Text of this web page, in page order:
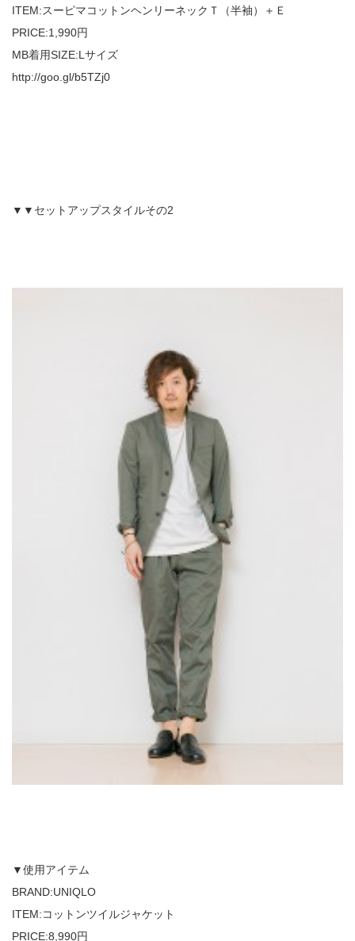
ITEM:スーピマコットンヘンリーネックＴ（半袖）＋Ｅ
PRICE:1,990円
MB着用SIZE:Lサイズ
http://goo.gl/b5TZj0
▼▼セットアップスタイルその2
▼使用アイテム
BRAND:UNIQLO
ITEM:コットンツイルジャケット
PRICE:8,990円